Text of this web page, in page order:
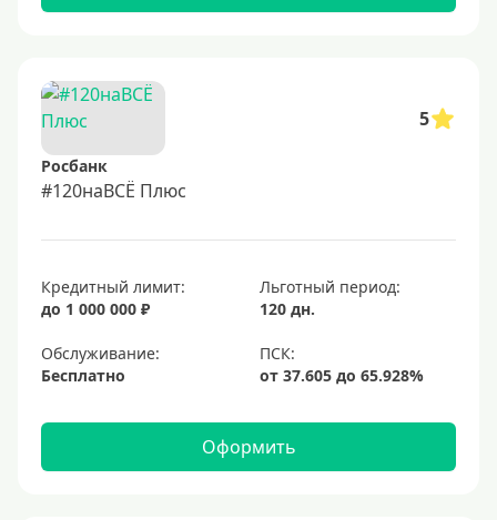
5
Росбанк
#120наВСЁ Плюс
Кредитный лимит:
до 1 000 000 ₽
Льготный период:
120 дн.
Обслуживание:
Бесплатно
Оформить